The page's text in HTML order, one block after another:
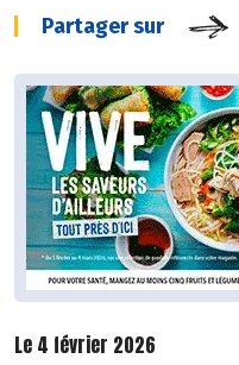
Partager sur
Le 4 février 2026